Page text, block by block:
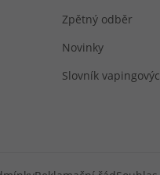
Zpětný odběr
Novinky
Slovník